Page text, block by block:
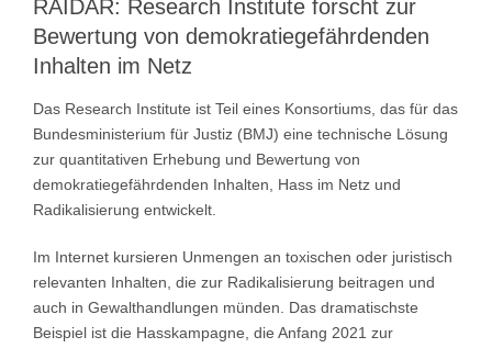
RAIDAR: Research Institute forscht zur
Bewertung von demokratiegefährdenden
Inhalten im Netz
Das Research Institute ist Teil eines Konsortiums, das für das
Bundesministerium für Justiz (BMJ) eine technische Lösung
zur quantitativen Erhebung und Bewertung von
demokratiegefährdenden Inhalten, Hass im Netz und
Radikalisierung entwickelt.
Im Internet kursieren Unmengen an toxischen oder juristisch
relevanten Inhalten, die zur Radikalisierung beitragen und
auch in Gewalthandlungen münden. Das dramatischste
Beispiel ist die Hasskampagne, die Anfang 2021 zur